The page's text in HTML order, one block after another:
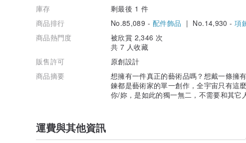
庫存
剩最後 1 件
商品排行
No.85,089 - 配件飾品 | No.14,930 -項
商品熱門度
被欣賞 2,346 次
共 7 人收藏
販售許可
原創設計
商品摘要
想擁有一件真正的藝術品嗎？想戴一條擁
鍊都是藝術家的單一創作，全宇宙只有這
你/妳，是如此的獨一無二，不需要和其它
運費與其他資訊